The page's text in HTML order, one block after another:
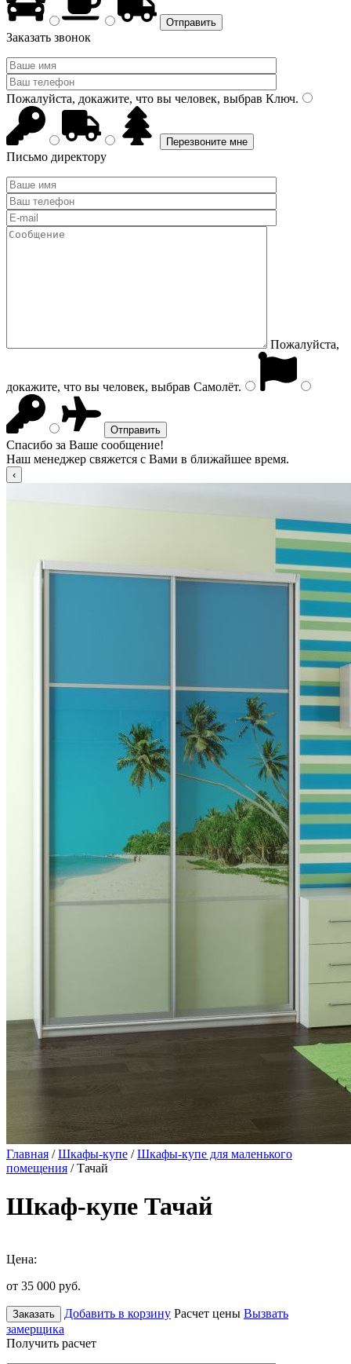
Заказать звонок
Пожалуйста, докажите, что вы человек, выбрав Ключ.
Письмо директору
Пожалуйста,
докажите, что вы человек, выбрав Самолёт.
Спасибо за Ваше сообщение!
Наш менеджер свяжется с Вами в ближайшее время.
Главная /Шкафы-купе /Шкафы-купе для маленького
помещения / Тачай
Шкаф-купе Тачай
Цена:
от 35 000 руб.
Заказать Добавить в корзину Расчет цены Вызвать
замерщика
Получить расчет